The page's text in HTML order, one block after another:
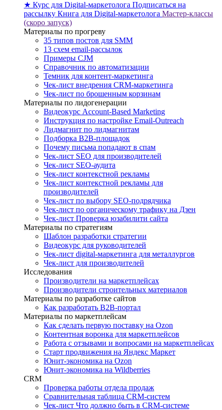
★ Курс для Digital-маркетолога Подписаться на
рассылку Книга для Digital-маркетолога Мастер-классы
(скоро запуск)
Материалы по прогреву
35 типов постов для SMM
13 схем email-рассылок
Примеры CJM
Справочник по автоматизации
Темник для контент-маркетинга
Чек-лист внедрения CRM-маркетинга
Чек-лист по брошенным корзинам
Материалы по лидогенерации
Видеокурс Account-Based Marketing
Инструкция по настройке Email-Outreach
Лидмагнит по лидмагнитам
Подборка B2B-площадок
Почему письма попадают в спам
Чек-лист SEO для производителей
Чек-лист SEO-аудита
Чек-лист контекстной рекламы
Чек-лист контекстной рекламы для
производителей
Чек-лист по выбору SEO-подрядчика
Чек-лист по органическому трафику на Дзен
Чек-лист Проверка юзабилити сайта
Материалы по стратегиям
Шаблон разработки стратегии
Видеокурс для руководителей
Чек-лист digital-маркетинга для металлургов
Чек-лист для производителей
Исследования
Производители на маркетплейсах
Производители строительных материалов
Материалы по разработке сайтов
Как разработать B2B-портал
Материалы по маркетплейсам
Как сделать первую поставку на Ozon
Контентная воронка для маркетплейсов
Работа с отзывами и вопросами на маркетплейсах
Старт продвижения на Яндекс Маркет
Юнит-экономика на Ozon
Юнит-экономика на Wildberries
CRM
Проверка работы отдела продаж
Сравнительная таблица CRM-систем
Чек-лист Что должно быть в CRM-системе